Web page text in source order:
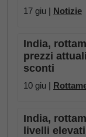
17 giu | Notizie
India,
prezzi
sconti
10 giu |
India,
livelli